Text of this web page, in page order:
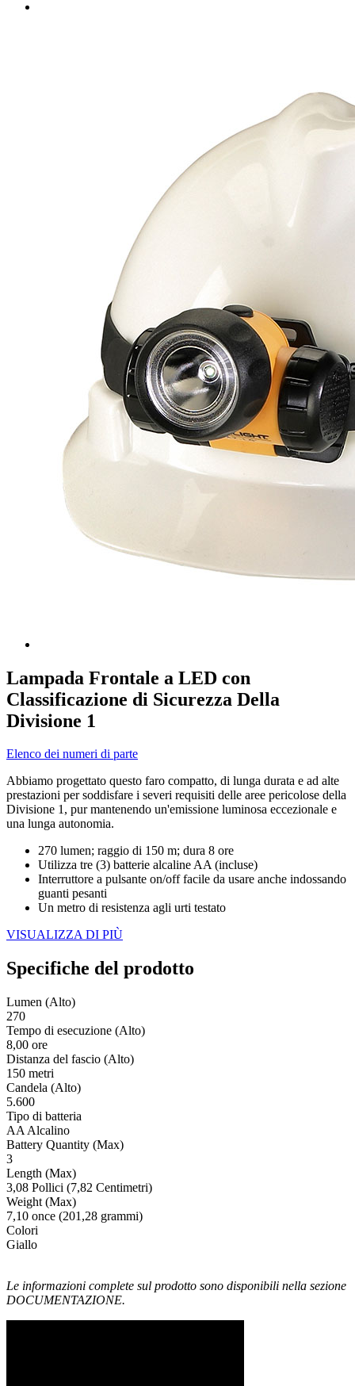
Lampada Frontale a LED con
Classificazione di Sicurezza Della
Divisione 1
Elenco dei numeri di parte
Abbiamo progettato questo faro compatto, di lunga durata e ad alte
prestazioni per soddisfare i severi requisiti delle aree pericolose della
Divisione 1, pur mantenendo un'emissione luminosa eccezionale e
una lunga autonomia.
270 lumen; raggio di 150 m; dura 8 ore
Utilizza tre (3) batterie alcaline AA (incluse)
Interruttore a pulsante on/off facile da usare anche indossando
guanti pesanti
Un metro di resistenza agli urti testato
VISUALIZZA DI PIÙ
Specifiche del prodotto
Lumen (Alto)
270
Tempo di esecuzione (Alto)
8,00 ore
Distanza del fascio (Alto)
150 metri
Candela (Alto)
5.600
Tipo di batteria
AA Alcalino
Battery Quantity (Max)
3
Length (Max)
3,08 Pollici (7,82 Centimetri)
Weight (Max)
7,10 once (201,28 grammi)
Colori
Giallo
Le informazioni complete sul prodotto sono disponibili nella sezione
DOCUMENTAZIONE.